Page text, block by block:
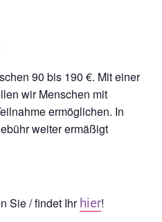
90 bis 190 €. Mit einer
wir Menschen mit
ermöglichen. In
weiter ermäßigt
Sie / findet Ihrhier!